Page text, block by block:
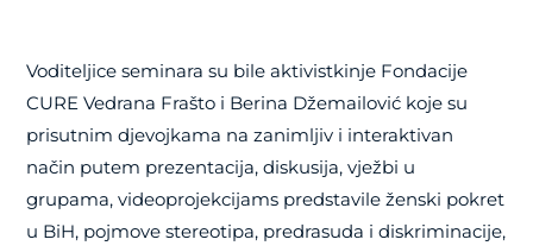
Voditeljice seminara su bile aktivistkinje Fondacije
CURE Vedrana Frašto i Berina Džemailović koje su
prisutnim djevojkama na zanimljiv i interaktivan
način putem prezentacija, diskusija, vježbi u
grupama, videoprojekcijams predstavile ženski pokret
u BiH, pojmove stereotipa, predrasuda i diskriminacije,